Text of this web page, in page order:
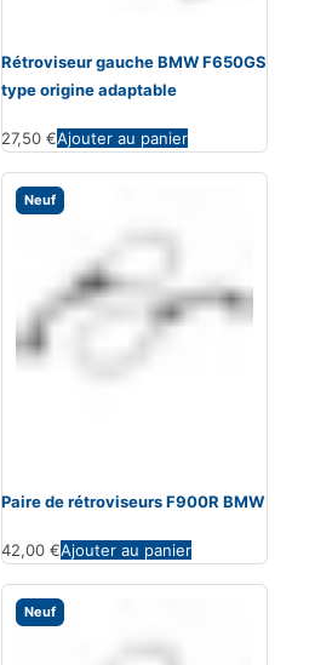
Rétroviseur gauche BMW F650GS
type origine adaptable
27,50 €Ajouter au panier
Neuf
Paire de rétroviseurs F900R BMW
42,00 €Ajouter au panier
Neuf